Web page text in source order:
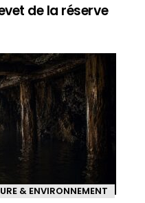
de la réserve
& ENVIRONNEMENT